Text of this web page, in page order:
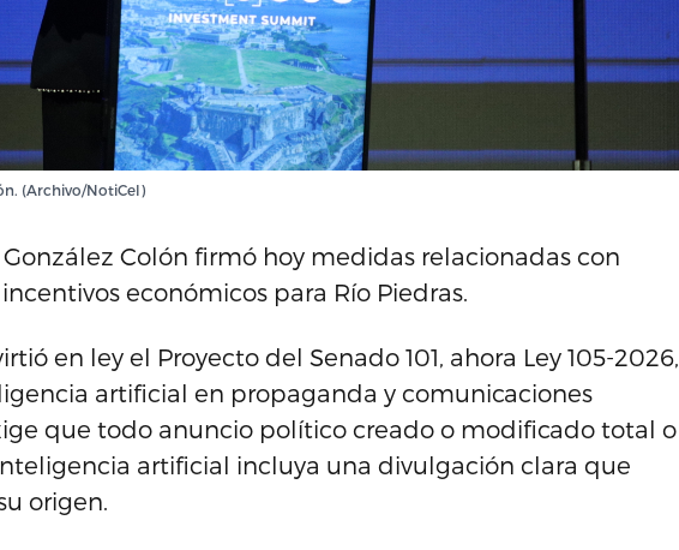
(Archivo/NotiCel)
Colón firmó hoy medidas relacionadas con
económicos para Río Piedras.
en ley el Proyecto del Senado 101, ahora Ley 105-2026,
artificial en propaganda y comunicaciones
que todo anuncio político creado o modificado total o
artificial incluya una divulgación clara que
origen.